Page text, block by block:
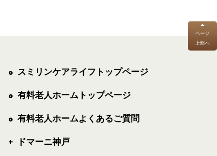
ページ
上部へ
スミリンケアライフトップページ
有料老人ホームトップページ
有料老人ホームよくあるご質問
ドマーニ神戸